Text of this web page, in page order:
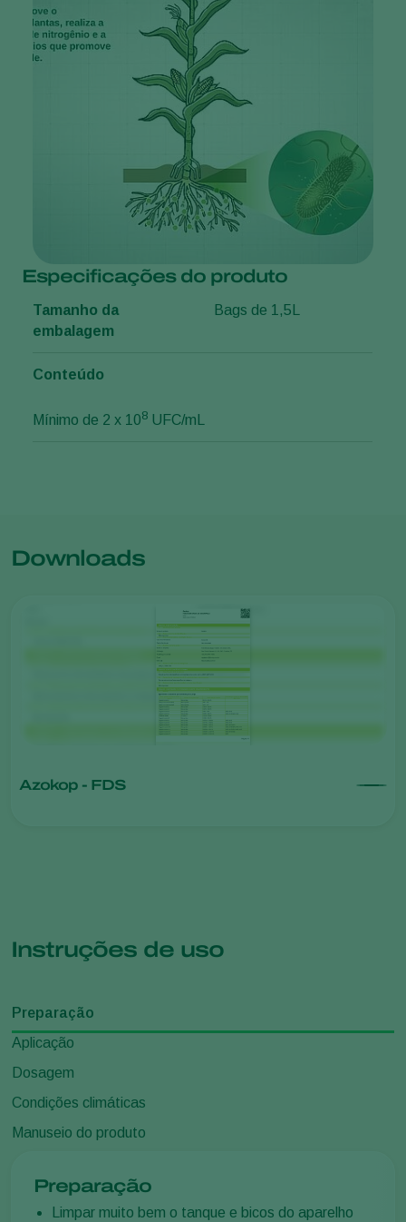
Especificações do produto
Tamanho da
embalagem
Bags de 1,5L
Conteúdo
Mínimo de 2 x 108 UFC/mL
Downloads
Azokop - FDS
Instruções de uso
Preparação
Aplicação
Dosagem
Condições climáticas
Manuseio do produto
Preparação
Limpar muito bem o tanque e bicos do aparelho